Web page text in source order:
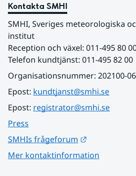
Kontakta SMHI
SMHI, Sveriges meteorologiska
institut
Reception och växel: 011-495 80
Telefon kundtjänst: 011-495 82 00
Organisationsnummer: 202100-
Epost: kundtjanst@smhi.se
Epost: registrator@smhi.se
Press
SMHIs frågeforum
Mer kontaktinformation